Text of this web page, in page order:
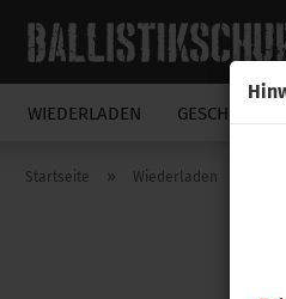
WIEDERLADEN GESCHOSSE
Startseite » Wiederladen